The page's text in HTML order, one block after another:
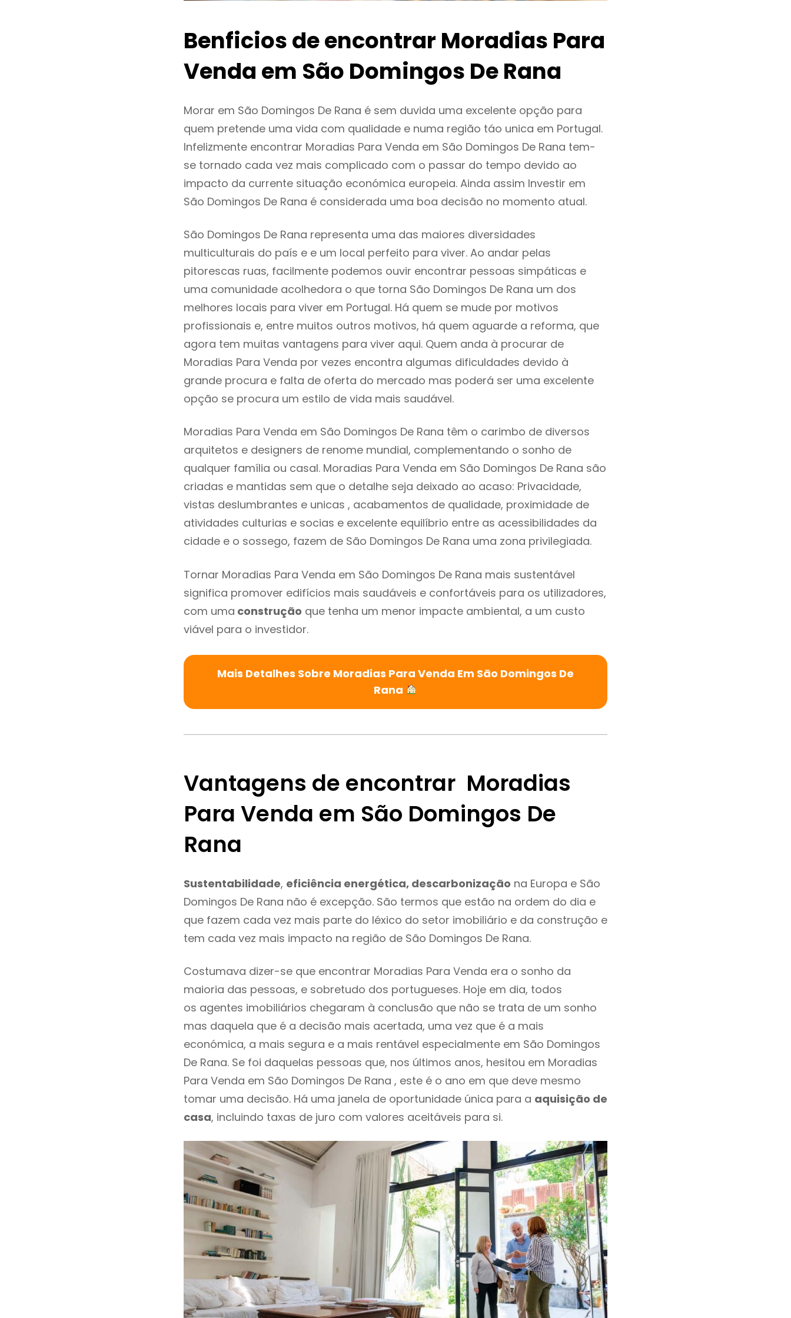
Benficios de encontrar Moradias Para
Venda em São Domingos De Rana
Morar em São Domingos De Rana é sem duvida uma excelente opção para
quem pretende uma vida com qualidade e numa região táo unica em Portugal.
Infelizmente encontrar Moradias Para Venda em São Domingos De Rana tem-
se tornado cada vez mais complicado com o passar do tempo devido ao
impacto da currente situação económica europeia. Ainda assim Investir em
São Domingos De Rana é considerada uma boa decisão no momento atual.
São Domingos De Rana representa uma das maiores diversidades
multiculturais do país e e um local perfeito para viver. Ao andar pelas
pitorescas ruas, facilmente podemos ouvir encontrar pessoas simpáticas e
uma comunidade acolhedora o que torna São Domingos De Rana um dos
melhores locais para viver em Portugal. Há quem se mude por motivos
profissionais e, entre muitos outros motivos, há quem aguarde a reforma, que
agora tem muitas vantagens para viver aqui. Quem anda à procurar de
Moradias Para Venda por vezes encontra algumas dificuldades devido à
grande procura e falta de oferta do mercado mas poderá ser uma excelente
opção se procura um estilo de vida mais saudável.
Moradias Para Venda em São Domingos De Rana têm o carimbo de diversos
arquitetos e designers de renome mundial, complementando o sonho de
qualquer família ou casal. Moradias Para Venda em São Domingos De Rana são
criadas e mantidas sem que o detalhe seja deixado ao acaso: Privacidade,
vistas deslumbrantes e unicas , acabamentos de qualidade, proximidade de
atividades culturias e socias e excelente equilíbrio entre as acessibilidades da
cidade e o sossego, fazem de São Domingos De Rana uma zona privilegiada.
Tornar Moradias Para Venda em São Domingos De Rana mais sustentável
significa promover edifícios mais saudáveis e confortáveis para os utilizadores,
com uma construção que tenha um menor impacte ambiental, a um custo
viável para o investidor.
Mais Detalhes Sobre Moradias Para Venda Em São Domingos De
Rana
Vantagens de encontrar Moradias
Para Venda em São Domingos De
Rana
Sustentabilidade, eficiência energética, descarbonização na Europa e São
Domingos De Rana não é excepção. São termos que estão na ordem do dia e
que fazem cada vez mais parte do léxico do setor imobiliário e da construção e
tem cada vez mais impacto na região de São Domingos De Rana.
Costumava dizer-se que encontrar Moradias Para Venda era o sonho da
maioria das pessoas, e sobretudo dos portugueses. Hoje em dia, todos
os agentes imobiliários chegaram à conclusão que não se trata de um sonho
mas daquela que é a decisão mais acertada, uma vez que é a mais
económica, a mais segura e a mais rentável especialmente em São Domingos
De Rana. Se foi daquelas pessoas que, nos últimos anos, hesitou em Moradias
Para Venda em São Domingos De Rana , este é o ano em que deve mesmo
tomar uma decisão. Há uma janela de oportunidade única para a aquisição de
casa, incluindo taxas de juro com valores aceitáveis para si.